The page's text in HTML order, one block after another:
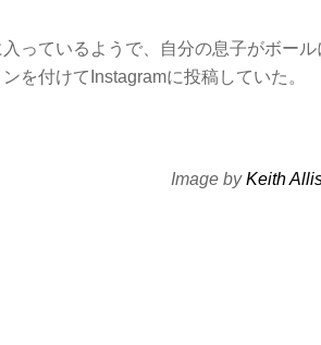
っているようで、自分の息子がボール
を付けてInstagramに投稿していた。
Image byKeith